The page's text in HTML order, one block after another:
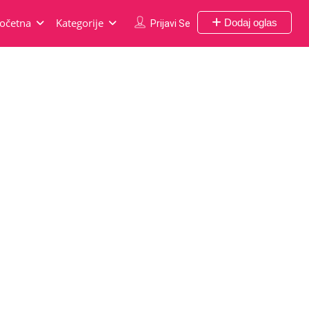
Prijavi Se Dodaj oglas
Kategorije